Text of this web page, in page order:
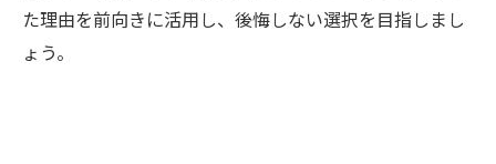
た理由を前向きに活用し、後悔しない選択を目指しまし
ょう。